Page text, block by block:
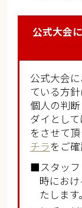
公式大会
公式大会
ている方
個人の判
ダイとし
をさせて
チラをご確
■スタッフ
時にお
たします。